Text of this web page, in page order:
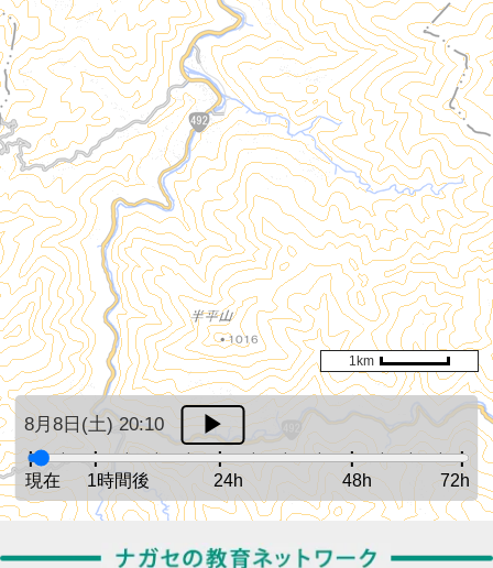
8月8日(土) 20:10
現在 1時間後 24h 48h 72h
1km